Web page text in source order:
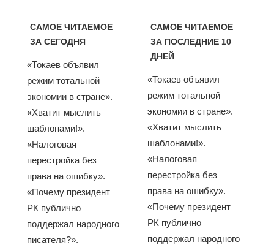
САМОЕ ЧИТАЕМОЕ
ЗА СЕГОДНЯ
«Токаев объявил
режим тотальной
экономии в стране».
«Хватит мыслить
шаблонами!».
«Налоговая
перестройка без
права на ошибку».
«Почему президент
РК публично
поддержал народного
писателя?».
САМОЕ ЧИТАЕМОЕ
ЗА ПОСЛЕДНИЕ 10
ДНЕЙ
«Токаев объявил
режим тотальной
экономии в стране».
«Хватит мыслить
шаблонами!».
«Налоговая
перестройка без
права на ошибку».
«Почему президент
РК публично
поддержал народного